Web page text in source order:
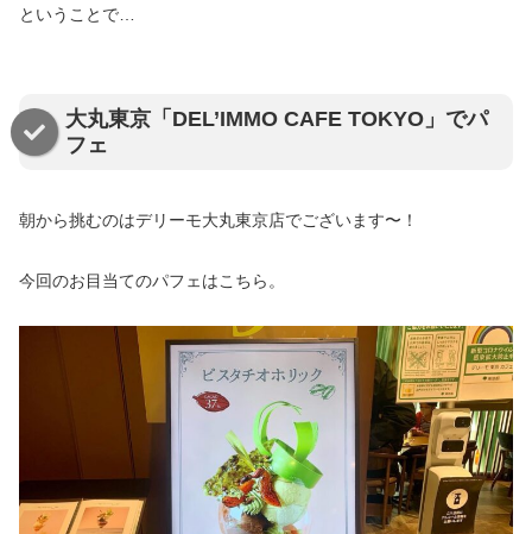
ということで…
大丸東京「DEL’IMMO CAFE TOKYO」でパ
フェ
朝から挑むのはデリーモ大丸東京店でございます〜！
今回のお目当てのパフェはこちら。